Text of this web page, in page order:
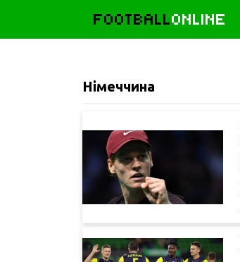
FOOTBALLONLINE
Німеччина